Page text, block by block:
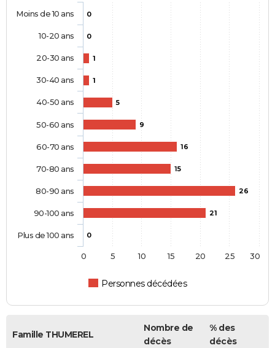
0
0
1
1
5
9
16
15
26
21
0
Personnes décédées
Moins de 10 ans
10-20 ans
20-30 ans
30-40 ans
40-50 ans
50-60 ans
60-70 ans
70-80 ans
80-90 ans
90-100 ans
Plus de 100 ans
0 5 10 15 20 25 30
Famille THUMEREL
Nombre de
décès
% des
décès